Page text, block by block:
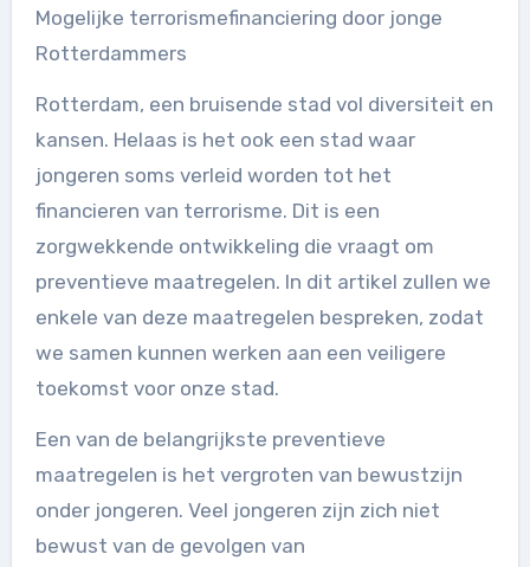
Mogelijke terrorismefinanciering door jonge
Rotterdammers
Rotterdam, een bruisende stad vol diversiteit en
kansen. Helaas is het ook een stad waar
jongeren soms verleid worden tot het
financieren van terrorisme. Dit is een
zorgwekkende ontwikkeling die vraagt om
preventieve maatregelen. In dit artikel zullen we
enkele van deze maatregelen bespreken, zodat
we samen kunnen werken aan een veiligere
toekomst voor onze stad.
Een van de belangrijkste preventieve
maatregelen is het vergroten van bewustzijn
onder jongeren. Veel jongeren zijn zich niet
bewust van de gevolgen van